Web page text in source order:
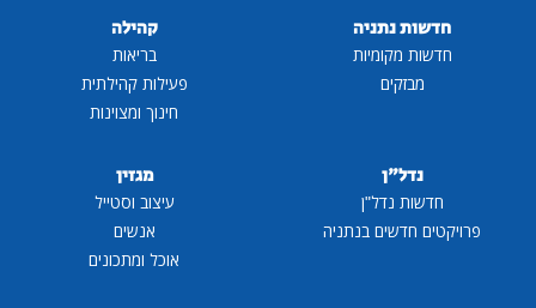
חדשות נתניה
חדשות מקומיות
מבזקים
קהילה
בריאות
פעילות קהילתית
חינוך ומצוינות
נדל"ן
חדשות נדל"ן
פרויקטים חדשים בנתניה
מגזין
עיצוב וסטייל
אנשים
אוכל ומתכונים